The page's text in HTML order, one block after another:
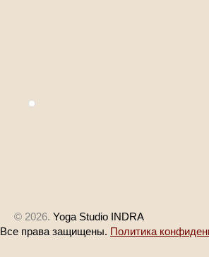
© 2026. Yoga Studio INDRA
Все права защищены. Политика